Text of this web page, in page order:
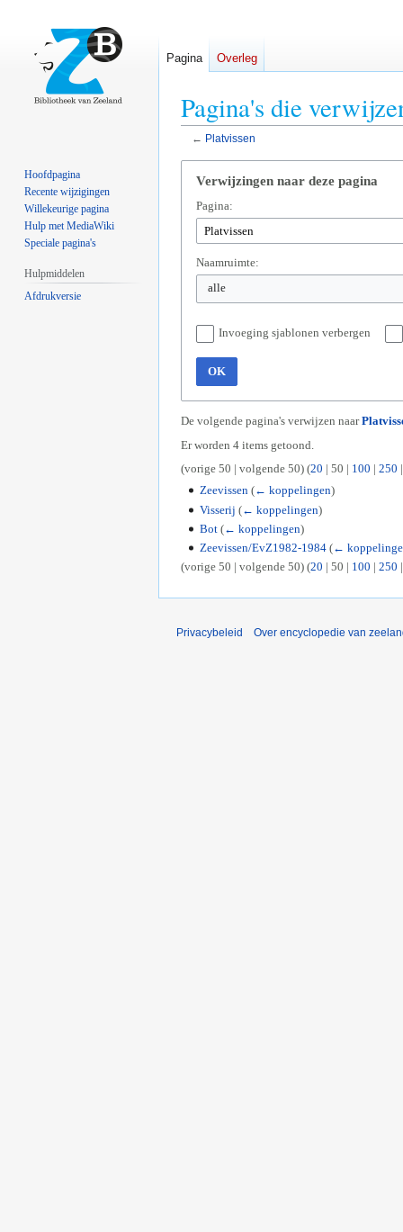
Pagina's die
← Platvissen
navigatie
springen
zoeken
springen
Verwijzingen naar deze pagina
Pagina:
Naamruimte:
alle
Invoeging sjablonen verbergen
OK
De volgende pagina's verwijzen naar
Er worden 4 items getoond.
(vorige 50 | volgende 50) (20 | 50 | 100 | 250
Zeevissen (← koppelingen)
Visserij (← koppelingen)
Bot (← koppelingen)
Zeevissen/EvZ1982-1984 (←
(vorige 50 | volgende 50) (20 | 50 | 100 | 250
Pagina Overleg
Hoofdpagina
Recente wijzigingen
Willekeurige pagina
Hulp met MediaWiki
Speciale pagina's
Hulpmiddelen
Afdrukversie
Privacybeleid Over encyclopedie van